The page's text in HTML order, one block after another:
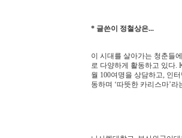
* 글쓴이 정철상은...
이 시대를 살아가는 청춘들
로 다양하게 활동하고 있다.
월 100여명을 상담하고, 인
동하며 ‘따뜻한 카리스마’라